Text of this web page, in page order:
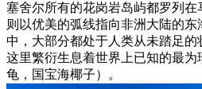
塞舍尔所有的花岗岩岛屿都罗列
则以优美的弧线指向非洲大陆的东
中，大部分都处于人类从未踏足的
这里繁衍生息着世界上已知的最为
龟，国宝海椰子）。